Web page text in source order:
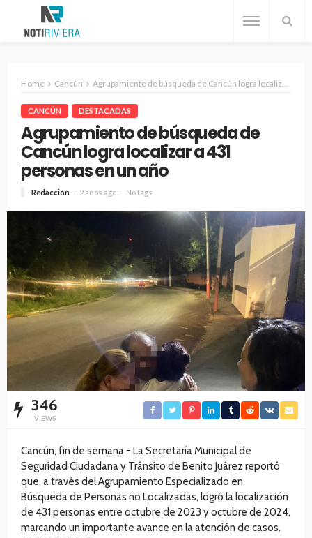
Home Cancún Agrupamiento de búsqueda de Cancún logra localizar a 431 personas en un año
CANCÚN DESTACADAS
Agrupamiento de búsqueda de
Cancún logra localizar a 431
personas en un año
Redacción 2 años ago No tags
346
VIEWS
Cancún, fin de semana.- La Secretaría Municipal de
Seguridad Ciudadana y Tránsito de Benito Juárez reportó
que, a través del Agrupamiento Especializado en
Búsqueda de Personas no Localizadas, logró la localización
de 431 personas entre octubre de 2023 y octubre de 2024,
marcando un importante avance en la atención de casos.